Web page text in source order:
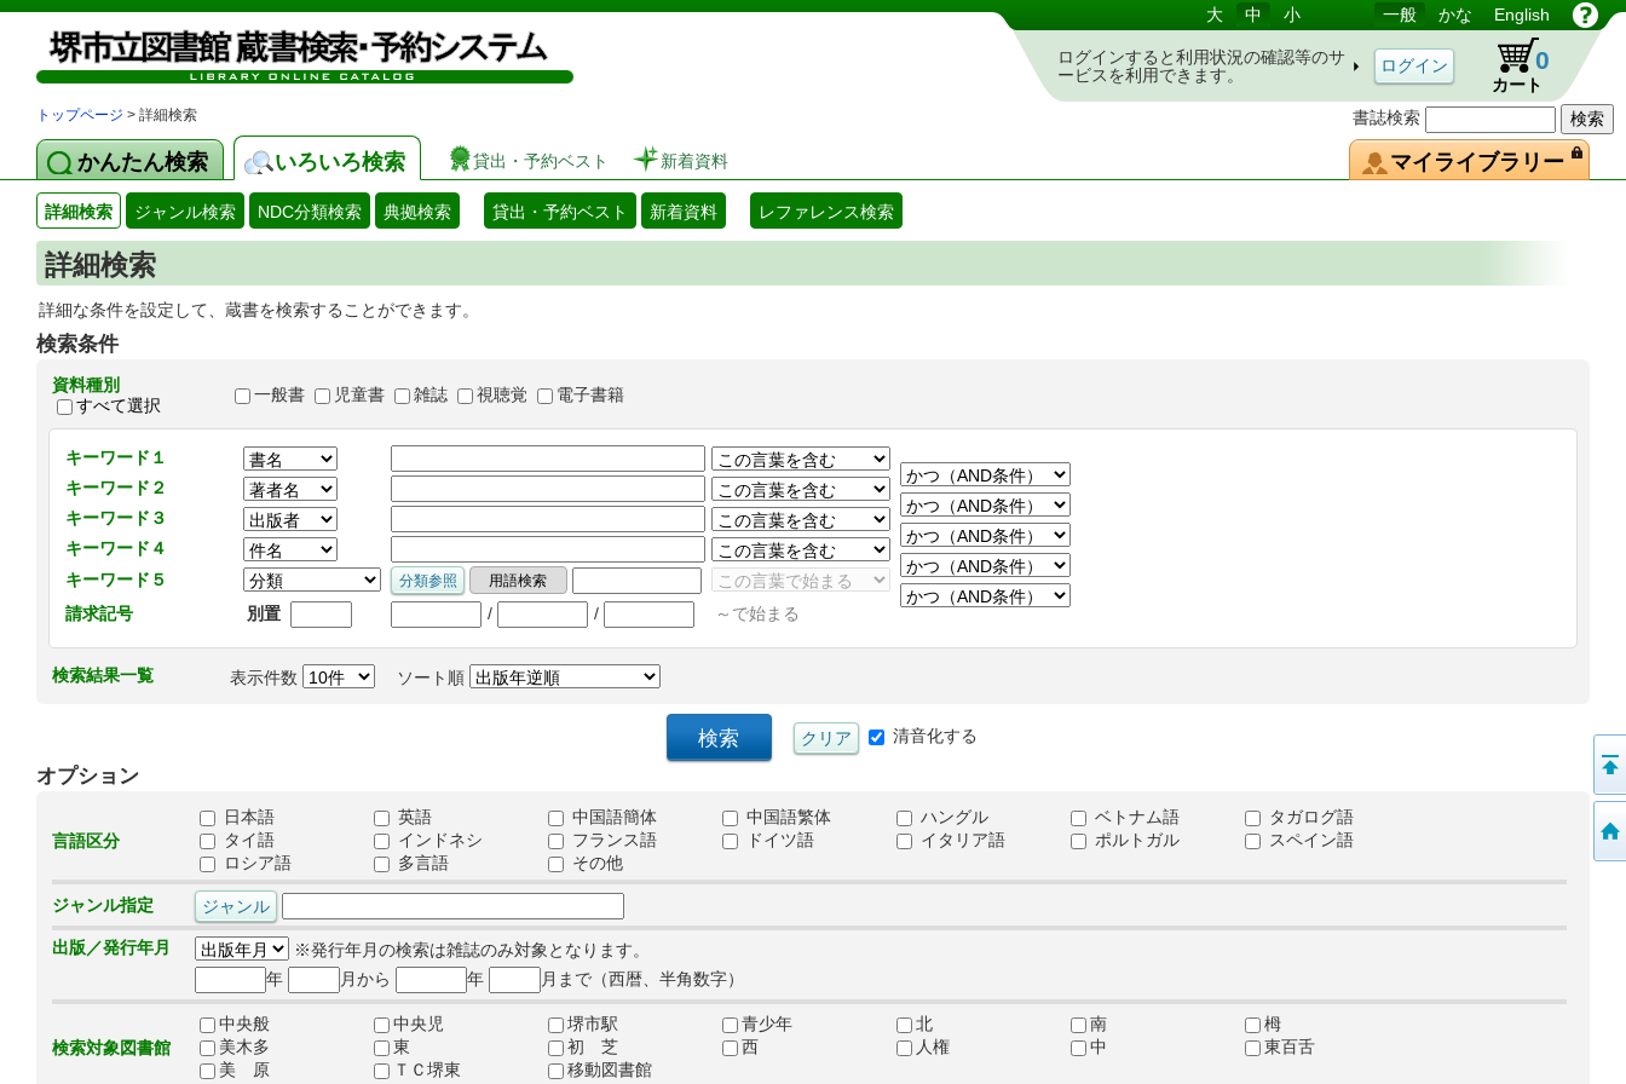
図書館 蔵書検索・予約システム
書誌検索
大 中 小 一般 かな English
ログインすると利用状況の確認等のサ
ービスを利用できます。
カート
0
トップページ > 詳細検索
かんたん検索 いろいろ検索 貸出・予約ベスト 新着資料 マイライブラリー
詳細検索 ジャンル検索 NDC分類検索 典拠検索 貸出・予約ベスト 新着資料 レファレンス検索
詳細検索
詳細な条件を設定して、蔵書を検索することができます。
検索条件
資料種別
すべて選択
一般書 児童書 雑誌 視聴覚 電子書籍
キーワード１
キーワード２
キーワード３
キーワード４
キーワード５
請求記号
別置 / / ～で始まる
検索結果一覧 表示件数 ソート順
清音化する
オプション
言語区分
日本語 英語 中国語簡体 中国語繁体 ハングル ベトナム語
タガログ語
タイ語
インドネシ フランス語 ドイツ語 イタリア語 ポルトガル
スペイン語
ロシア語
多言語 その他
ジャンル指定
出版／発行年月
※発行年月の検索は雑誌のみ対象となります。
年
月から 年 月まで（西暦、半角数字）
検索対象図書館
中央般 中央児 堺市駅 青少年 北 南
栂
美木多
東 初 芝 西 人権 中
東百舌
美 原
ＴＣ堺東 移動図書館